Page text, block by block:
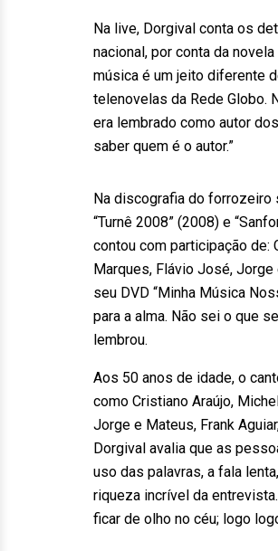
Na live, Dorgival conta os
nacional, por conta da
música é um jeito diferente
telenovelas da Rede Globo.
era lembrado como autor
saber quem é o autor.”
Na discografia do forrozeiro
“Turnê 2008” (2008) e
contou com participação de:
Marques, Flávio José, Jorge
seu DVD “Minha Música
para a alma. Não sei o que
lembrou.
Aos 50 anos de idade, o
como Cristiano Araújo,
Jorge e Mateus, Frank
Dorgival avalia que as
uso das palavras, a fala
riqueza incrível da
ficar de olho no céu; logo